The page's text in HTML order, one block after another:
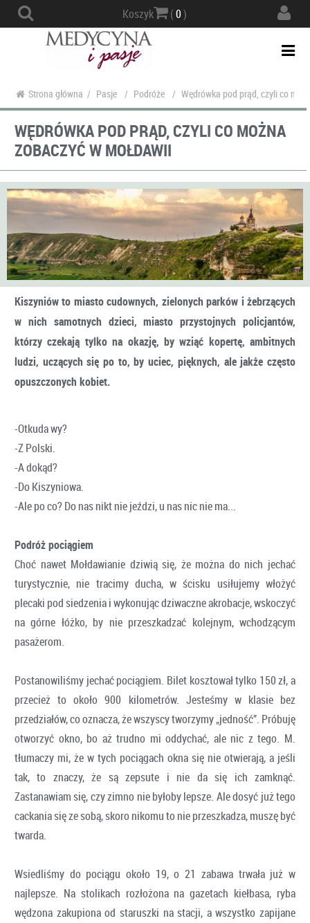
Koszyk (0)
Strona główna / Pasje / Podróże / Wędrówka pod prąd, czyli co
WĘDRÓWKA POD PRĄD, CZYLI CO MOŻNA
ZOBACZYĆ W MOŁDAWII
Kiszyniów to miasto cudownych, zielonych parków i żebrzących
w nich samotnych dzieci, miasto przystojnych policjantów,
którzy czekają tylko na okazję, by wziąć kopertę, ambitnych
ludzi, uczących się po to, by uciec, pięknych, ale jakże często
opuszczonych kobiet.
-Otkuda wy?
-Z Polski.
-A dokąd?
-Do Kiszyniowa.
-Ale po co? Do nas nikt nie jeździ, u nas nic nie ma...
Podróż pociągiem
Choć nawet Mołdawianie dziwią się, że można do nich jechać
turystycznie, nie tracimy ducha, w ścisku usiłujemy włożyć
plecaki pod siedzenia i wykonując dziwaczne akrobacje, wskoczyć
na górne łóżko, by nie przeszkadzać kolejnym, wchodzącym
pasażerom.
Postanowiliśmy jechać pociągiem. Bilet kosztował tylko 150 zł, a
przecież to około 900 kilometrów. Jesteśmy w klasie bez
przedziałów, co oznacza, że wszyscy tworzymy „jedność”. Próbuję
otworzyć okno, bo aż trudno mi oddychać, ale nic z tego. M.
tłumaczy mi, że w tych pociągach okna się nie otwierają, a jeśli
tak, to znaczy, że są zepsute i nie da się ich zamknąć.
Zastanawiam się, czy zimno nie byłoby lepsze. Ale dosyć już tego
cackania się ze sobą, skoro nikomu to nie przeszkadza, muszę być
twarda.
Wsiedliśmy do pociągu około 19, o 21 zabawa trwała już w
najlepsze. Na stolikach rozłożona na gazetach kiełbasa, ryba
wędzona zakupiona od staruszki na stacji, a wszystko zapijane